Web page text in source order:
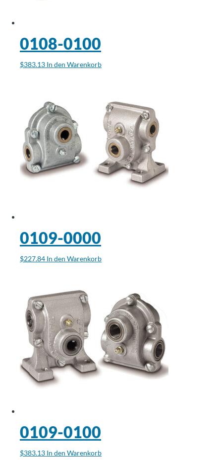
0108-0100
$383.13 In den Warenkorb
0109-0000
$227.84 In den Warenkorb
0109-0100
$383.13 In den Warenkorb